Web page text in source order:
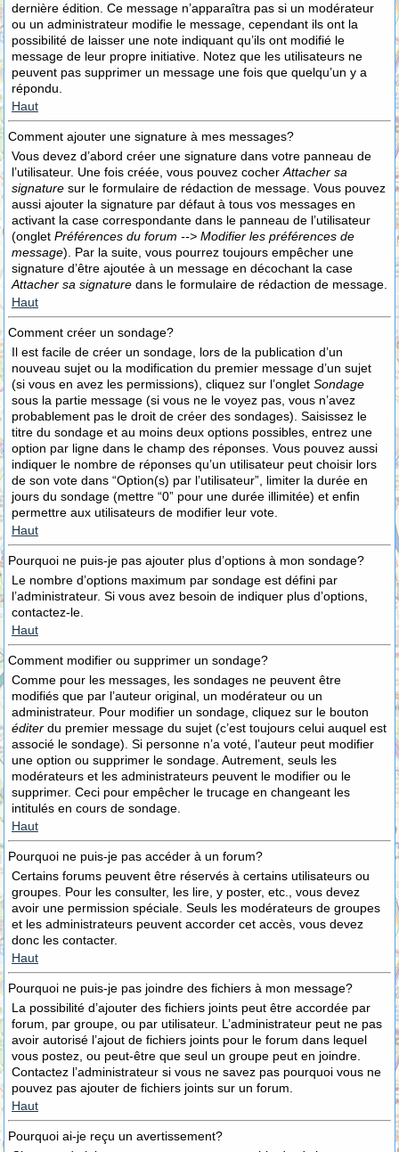
dernière édition. Ce message n’apparaîtra pas si un modérateur
ou un administrateur modifie le message, cependant ils ont la
possibilité de laisser une note indiquant qu’ils ont modifié le
message de leur propre initiative. Notez que les utilisateurs ne
peuvent pas supprimer un message une fois que quelqu’un y a
répondu.
Haut
Comment ajouter une signature à mes messages?
Vous devez d’abord créer une signature dans votre panneau de
l’utilisateur. Une fois créée, vous pouvez cocher Attacher sa
signature sur le formulaire de rédaction de message. Vous pouvez
aussi ajouter la signature par défaut à tous vos messages en
activant la case correspondante dans le panneau de l’utilisateur
(onglet Préférences du forum --> Modifier les préférences de
message). Par la suite, vous pourrez toujours empêcher une
signature d’être ajoutée à un message en décochant la case
Attacher sa signature dans le formulaire de rédaction de message.
Haut
Comment créer un sondage?
Il est facile de créer un sondage, lors de la publication d’un
nouveau sujet ou la modification du premier message d’un sujet
(si vous en avez les permissions), cliquez sur l’onglet Sondage
sous la partie message (si vous ne le voyez pas, vous n’avez
probablement pas le droit de créer des sondages). Saisissez le
titre du sondage et au moins deux options possibles, entrez une
option par ligne dans le champ des réponses. Vous pouvez aussi
indiquer le nombre de réponses qu’un utilisateur peut choisir lors
de son vote dans “Option(s) par l’utilisateur”, limiter la durée en
jours du sondage (mettre “0” pour une durée illimitée) et enfin
permettre aux utilisateurs de modifier leur vote.
Haut
Pourquoi ne puis-je pas ajouter plus d’options à mon sondage?
Le nombre d’options maximum par sondage est défini par
l’administrateur. Si vous avez besoin de indiquer plus d’options,
contactez-le.
Haut
Comment modifier ou supprimer un sondage?
Comme pour les messages, les sondages ne peuvent être
modifiés que par l’auteur original, un modérateur ou un
administrateur. Pour modifier un sondage, cliquez sur le bouton
éditer du premier message du sujet (c’est toujours celui auquel est
associé le sondage). Si personne n’a voté, l’auteur peut modifier
une option ou supprimer le sondage. Autrement, seuls les
modérateurs et les administrateurs peuvent le modifier ou le
supprimer. Ceci pour empêcher le trucage en changeant les
intitulés en cours de sondage.
Haut
Pourquoi ne puis-je pas accéder à un forum?
Certains forums peuvent être réservés à certains utilisateurs ou
groupes. Pour les consulter, les lire, y poster, etc., vous devez
avoir une permission spéciale. Seuls les modérateurs de groupes
et les administrateurs peuvent accorder cet accès, vous devez
donc les contacter.
Haut
Pourquoi ne puis-je pas joindre des fichiers à mon message?
La possibilité d’ajouter des fichiers joints peut être accordée par
forum, par groupe, ou par utilisateur. L’administrateur peut ne pas
avoir autorisé l’ajout de fichiers joints pour le forum dans lequel
vous postez, ou peut-être que seul un groupe peut en joindre.
Contactez l’administrateur si vous ne savez pas pourquoi vous ne
pouvez pas ajouter de fichiers joints sur un forum.
Haut
Pourquoi ai-je reçu un avertissement?